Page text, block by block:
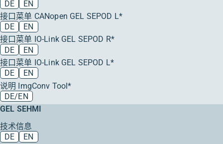
DE
EN
接口菜单 CANopen GEL SEPOD L*
DE
EN
接口菜单 IO-Link GEL SEPOD R*
DE
EN
接口菜单 IO-Link GEL SEPOD L*
DE
EN
说明 ImgConv Tool*
DE/EN
GEL SEHMI
技术信息
DE
EN